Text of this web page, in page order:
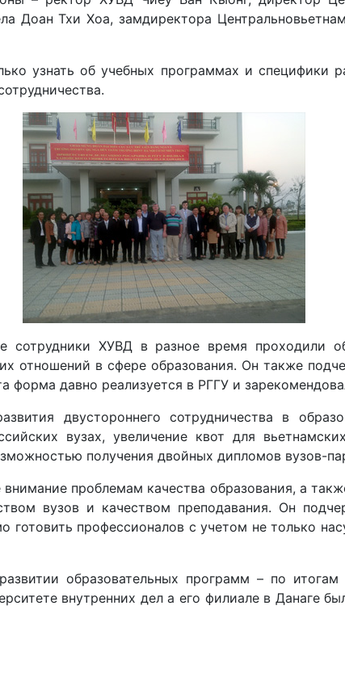
Доан Тхи Хоа, замдиректора
узнать об учебных программах и специфики
ХУВД в разное время проходили
отношений в сфере образования. Он также
давно реализуется в РГГУ и
двустороннего сотрудничества в
вузах, увеличение квот для
получения двойных дипломов вузов-
проблемам качества образования, а
вузов и качеством преподавания. Он
готовить профессионалов с учетом не только
образовательных программ – по
внутренних дел а его филиале в Данаге